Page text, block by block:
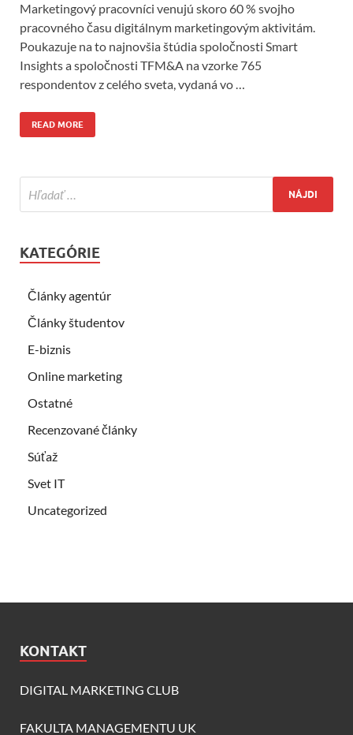
Marketingový pracovníci venujú skoro 60 % svojho
pracovného času digitálnym marketingovým aktivitám.
Poukazuje na to najnovšia štúdia spoločnosti Smart
Insights a spoločnosti TFM&A na vzorke 765
respondentov z celého sveta, vydaná vo …
READ MORE
KATEGÓRIE
Články agentúr
Články študentov
E-biznis
Online marketing
Ostatné
Recenzované články
Súťaž
Svet IT
Uncategorized
KONTAKT
DIGITAL MARKETING CLUB
FAKULTA MANAGEMENTU UK